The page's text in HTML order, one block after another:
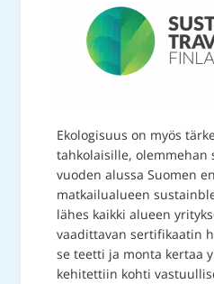
Ekologisuus on myös
tahkolaisille, olemmehan
vuoden alussa Suomen
matkailualueen
lähes kaikki alueen
vaadittavan sertifikaatin
se teetti ja monta kertaa
kehitettiin kohti